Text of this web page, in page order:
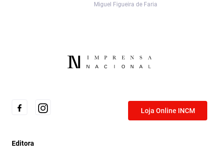
Miguel Figueira de Faria
Loja Online INCM
Editora